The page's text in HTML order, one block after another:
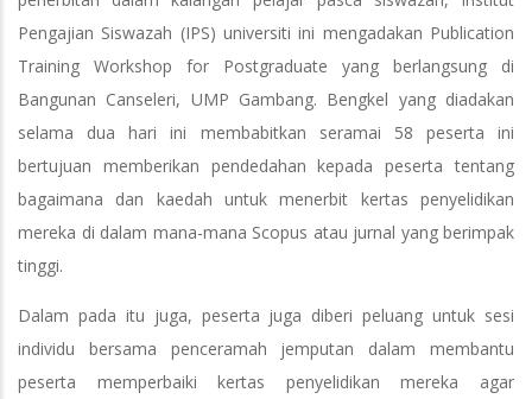
Pengajian Siswazah (IPS) universiti ini mengadakan Publication
Training Workshop for Postgraduate yang berlangsung di
Bangunan Canseleri, UMP Gambang. Bengkel yang diadakan
selama dua hari ini membabitkan seramai 58 peserta ini
bertujuan memberikan pendedahan kepada peserta tentang
bagaimana dan kaedah untuk menerbit kertas penyelidikan
mereka di dalam mana-mana Scopus atau jurnal yang berimpak
tinggi.
Dalam pada itu juga, peserta juga diberi peluang untuk sesi
individu bersama penceramah jemputan dalam membantu
peserta memperbaiki kertas penyelidikan mereka agar